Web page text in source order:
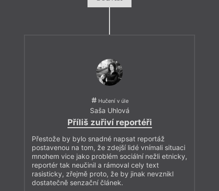
Hučení v úle
Saša Uhlová
Příliš zuřiví reportéři
Přestože by bylo snadné napsat reportáž
postavenou na tom, že zdejší lidé vnímali situaci
mnohem vice jako problém sociální nežli etnicky,
reportér tak neučinil a rámoval cely text
rasisticky, zřejmě proto, že by jinak nevznikl
dostatečně senzační článek.